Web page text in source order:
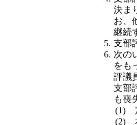
決ま
お、
継続
支部
次の
をも
評議
支部
も喪
(1)
(2)